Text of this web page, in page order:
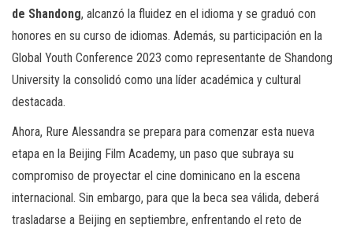
de Shandong, alcanzó la fluidez en el idioma y se graduó con
honores en su curso de idiomas. Además, su participación en la
Global Youth Conference 2023 como representante de Shandong
University la consolidó como una líder académica y cultural
destacada.
Ahora, Rure Alessandra se prepara para comenzar esta nueva
etapa en la Beijing Film Academy, un paso que subraya su
compromiso de proyectar el cine dominicano en la escena
internacional. Sin embargo, para que la beca sea válida, deberá
trasladarse a Beijing en septiembre, enfrentando el reto de